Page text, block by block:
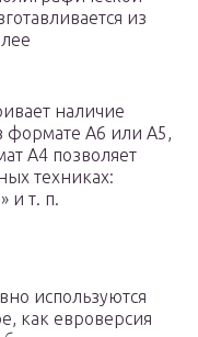
из
наличие
формате А6 или А5,
А4 позволяет
техниках:
и т. п.
используются
как евроверсия